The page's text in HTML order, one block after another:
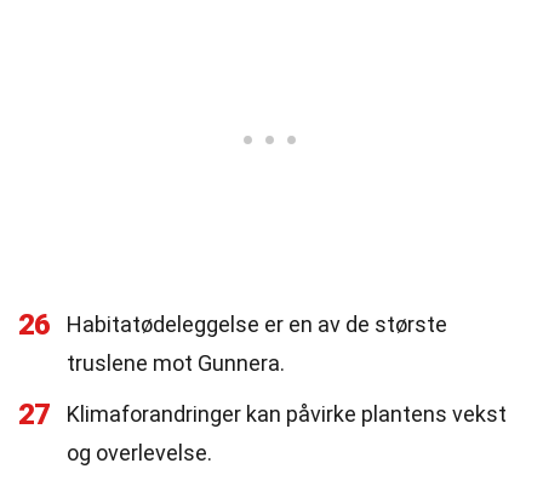
26
Habitatødeleggelse er en av de største
truslene mot Gunnera.
27
Klimaforandringer kan påvirke plantens vekst
og overlevelse.